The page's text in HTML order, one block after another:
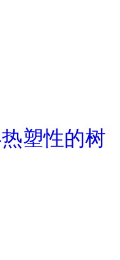
塑性的树